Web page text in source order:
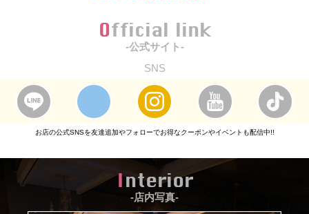
Official link
-公式サイト-
SNS
お店の公式SNSを友達追加やフォローでお得なクーポンやイベントも配信中!!
Interior
-店内写真-